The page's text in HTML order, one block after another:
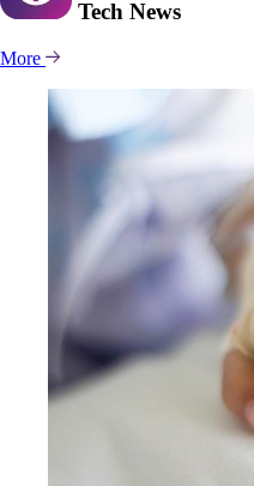
Tech News
More